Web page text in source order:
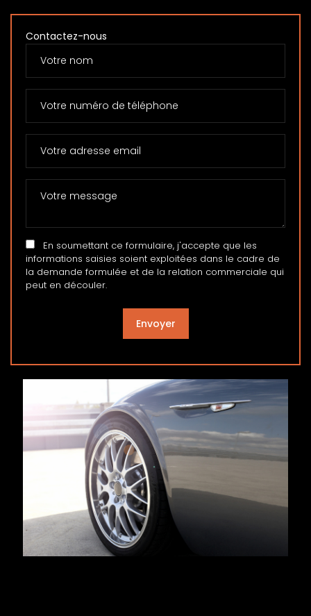
Contactez-nous
En soumettant ce formulaire, j'accepte que les
informations saisies soient exploitées dans le cadre de
la demande formulée et de la relation commerciale qui
peut en découler.